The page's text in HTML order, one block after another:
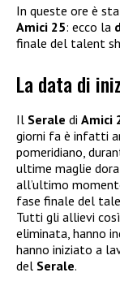
In queste ore è
Amici 25: ecco la
finale del talent
La data di
Il Serale di Amici
giorni fa è infatti
pomeridiano,
ultime maglie
all’ultimo
fase finale del
Tutti gli allievi
eliminata, hanno
hanno iniziato a
del Serale.